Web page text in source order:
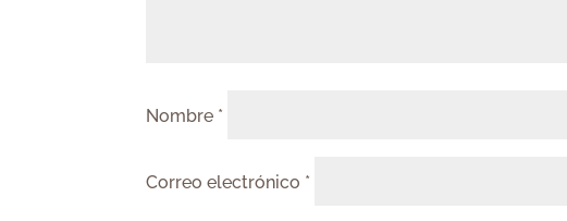
Nombre *
Correo electrónico *